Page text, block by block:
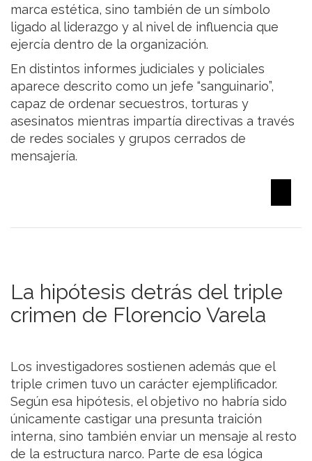
marca estética, sino también de un símbolo
ligado al liderazgo y al nivel de influencia que
ejercía dentro de la organización.
En distintos informes judiciales y policiales
aparece descrito como un jefe “sanguinario”,
capaz de ordenar secuestros, torturas y
asesinatos mientras impartía directivas a través
de redes sociales y grupos cerrados de
mensajería.
La hipótesis detrás del triple
crimen de Florencio Varela
Los investigadores sostienen además que el
triple crimen tuvo un carácter ejemplificador.
Según esa hipótesis, el objetivo no habría sido
únicamente castigar una presunta traición
interna, sino también enviar un mensaje al resto
de la estructura narco. Parte de esa lógica